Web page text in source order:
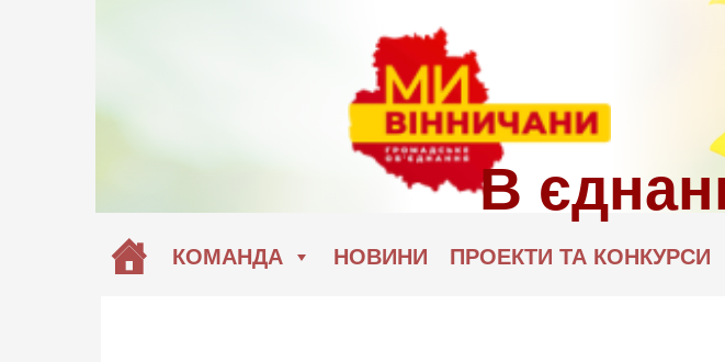
КОМАНДА НОВИНИ ПРОЕКТИ ТА КОНКУРСИ